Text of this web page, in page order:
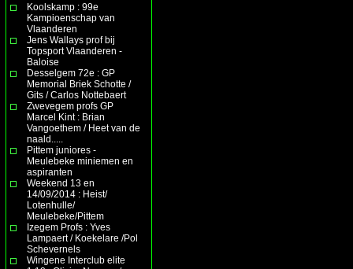
Koolskamp : 99e
Kampioenschap van
Vlaanderen
Jens Wallays prof bij
Topsport Vlaanderen -
Baloise
Desselgem 72e : GP
Memorial Briek Schotte /
Gits / Carlos Nottebaert
Zwevegem profs GP
Marcel Kint : Brian
Vangoethem / Heet van de
naald.....
Pittem juniores -
Meulebeke miniemen en
aspiranten
Weekend 13 en
14/09/2014 : Heist/
Lotenhulle/
Meulebeke/Pittem
Izegem Profs : Yves
Lampaert / Koekelare /Pol
Schevernels
Wingene Interclub elite